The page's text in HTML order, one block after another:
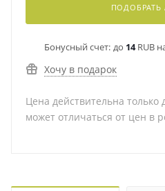
ПОДОБРАТЬ
Бонусный счет: до 14RUB
Хочу в подарок
Цена действительна только
может отличаться от цен в